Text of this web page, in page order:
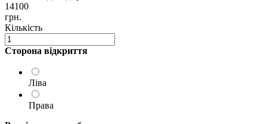
14100
грн.
Кількість
Сторона відкриття
Ліва
Права